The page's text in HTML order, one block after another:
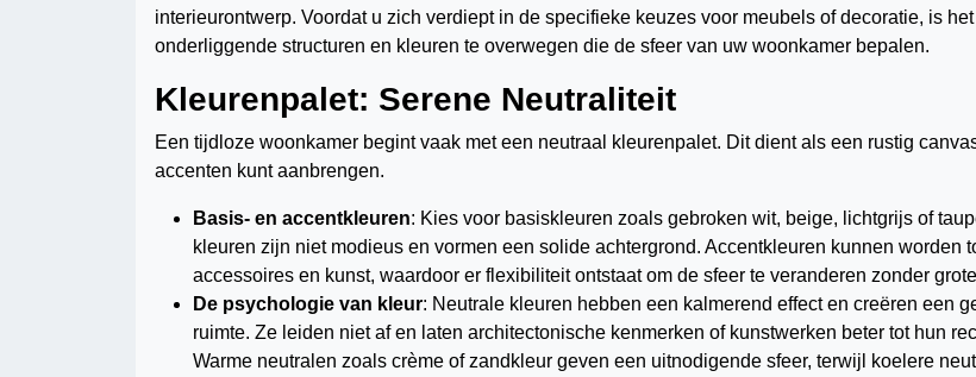
interieurontwerp. Voordat u zich verdiept in de specifieke keuzes voor meubels of decoratie, is
onderliggende structuren en kleuren te overwegen die de sfeer van uw woonkamer bepalen.
Kleurenpalet: Serene Neutraliteit
Een tijdloze woonkamer begint vaak met een neutraal kleurenpalet. Dit dient als een rustig
accenten kunt aanbrengen.
Basis- en accentkleuren: Kies voor basiskleuren zoals gebroken wit, beige, lichtgrijs of
kleuren zijn niet modieus en vormen een solide achtergrond. Accentkleuren kunnen worden
accessoires en kunst, waardoor er flexibiliteit ontstaat om de sfeer te veranderen zonder
De psychologie van kleur: Neutrale kleuren hebben een kalmerend effect en creëren een
ruimte. Ze leiden niet af en laten architectonische kenmerken of kunstwerken beter tot hun
Warme neutralen zoals crème of zandkleur geven een uitnodigende sfeer, terwijl koelere